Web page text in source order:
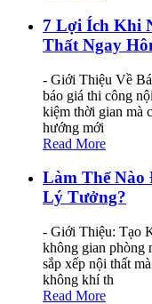
7 Lợi Ích Khi
Thất Ngay
- Giới Thiệu Về
báo giá thi công
kiệm thời gian mà
hướng mới
Read More
Làm Thế Nào
Lý Tưởng?
- Giới Thiệu: Tạo
không gian phòng
sắp xếp nội thất
không khí th
Read More